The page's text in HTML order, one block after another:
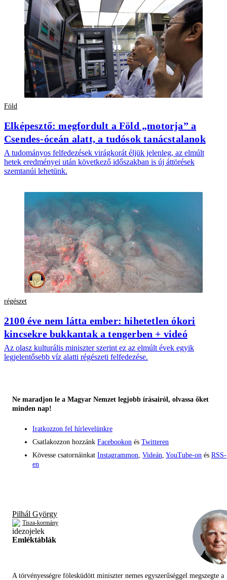
Föld
Elképesztő: megfordult a Föld „motorja” a
Csendes-óceán alatt, a tudósok tanácstalanok
A tudományos felfedezések virágkorát éljük jelenleg, az elmúlt
hetek eredményei után következő időszakban is új áttörések
szemtanúi lehetünk.
régészet
2100 éve nem látta ember: hihetetlen ókori
kincsekre bukkantak a tengerben + videó
Az olasz kulturális miniszter szerint ez az elmúlt évek egyik
legjelentősebb víz alatti régészeti felfedezése.
Ne maradjon le a Magyar Nemzet legjobb írásairól, olvassa őket
minden nap!
Iratkozzon fel hírlevelünkre
Csatlakozzon hozzánk Facebookon és Twitteren
Kövesse csatornáinkat Instagrammon, Videán, YouTube-on és RSS-
en
Pilhál György
Tisza-kormány
Emléktáblák
A törvényességre fölesküdött miniszter nemes egyszerűséggel megszegte a